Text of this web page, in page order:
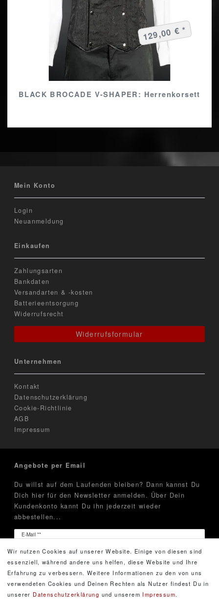
BLACK BROCADE V-SHAPER: Herrenkorsett
129,00 € *
Mein Konto
Login
Neuanmeldung
Einkaufen
Zahlungsarten
Bankdaten
Versandarten & -kosten
Batterieentsorgung
Widerrufsrecht
Widerrufsformular
Unternehmen
Kontakt
Datenschutzerklärung
Cookie-Richtlinie
AGB
Impressum
Angebote per Email
Du willst auf dem Laufenden bleiben? Dann kannst Du
Dich hier für den Newsletter anmelden. Über Dein
Kundenkonto kannt Du ihn jederzeit wieder
abbestellen...
E-Mail **
Newsletter
Hiermit bestätige ich, dass ich die
Daten­schutz­erklärung
gelesen habe. Meine Einwilligung kann ich jederzeit
widerrufen.**
Wir nutzen Cookies auf unserer Website. Einige von diesen sind
essenziell, während andere uns helfen, diese Website und Ihre
Erfahrung zu verbessern. Weitere Informationen zu den von uns
verwendeten Cookies und Deinen Rechten als Nutzer findest Du in
unserer Daten­schutz­erklärung und unserem Impressum.